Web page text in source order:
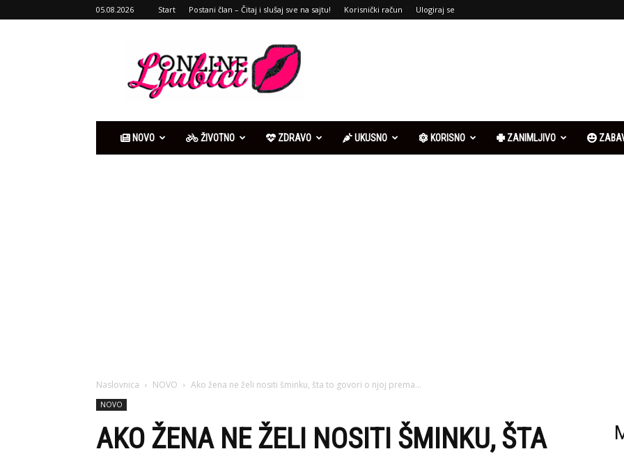
05.08.2026 Start Postani član – Čitaj i slušaj sve na sajtu! Korisnički račun Ulogiraj se
online
NOVO ŽIVOTNO ZDRAVO UKUSNO KORISNO ZANIMLJIVO
Naslovnica NOVO Ako žena ne želi nositi šminku, šta to govori o njoj prema...
NOVO
AKO ŽENA NE ŽELI NOSITI ŠMINKU, ŠTA